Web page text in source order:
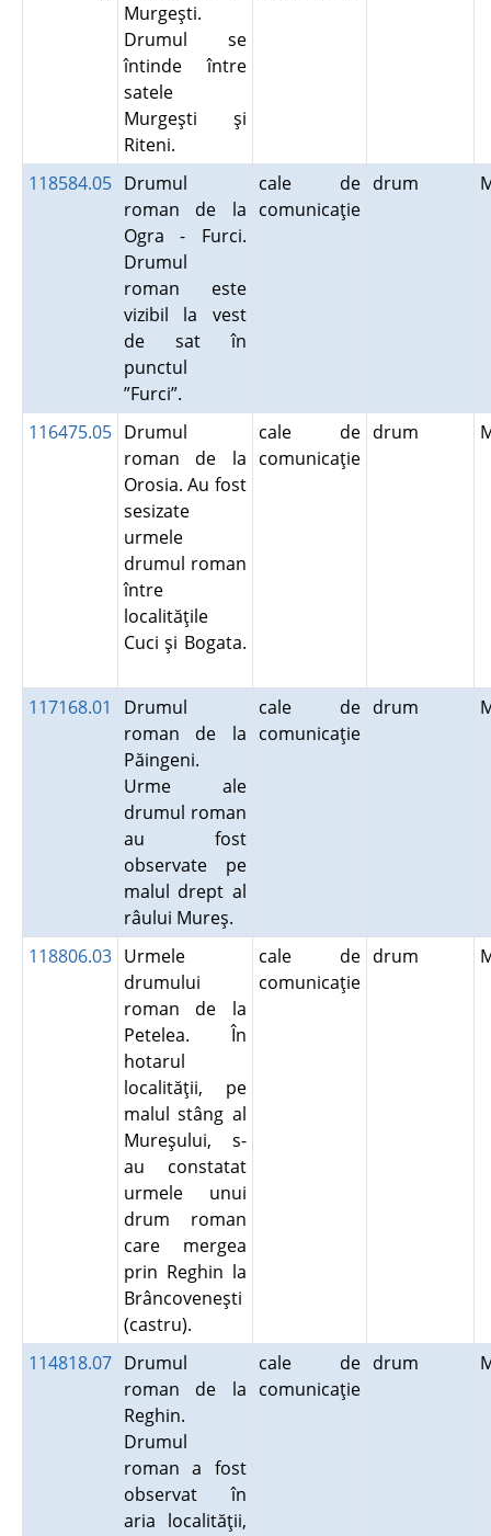
Murgeşti.
Drumul se
întinde între
satele
Murgeşti şi
Riteni.
118584.05 Drumul
roman de la
Ogra - Furci.
Drumul
roman este
vizibil la vest
de sat în
punctul
”Furci”.
cale de
comunicaţie
drum
116475.05 Drumul
roman de la
Orosia. Au fost
sesizate
urmele
drumul roman
între
localităţile
Cuci şi Bogata.
cale de
comunicaţie
drum
117168.01
Drumul
roman de la
Păingeni.
Urme ale
drumul roman
au fost
observate pe
malul drept al
râului Mureş.
cale de
comunicaţie
drum
118806.03 Urmele
drumului
roman de la
Petelea. În
hotarul
localităţii, pe
malul stâng al
Mureşului, s-
au constatat
urmele unui
drum roman
care mergea
prin Reghin la
Brâncoveneşti
(castru).
cale de
comunicaţie
drum
114818.07 Drumul
roman de la
Reghin.
Drumul
roman a fost
observat în
aria localităţii,
cale de
comunicaţie
drum